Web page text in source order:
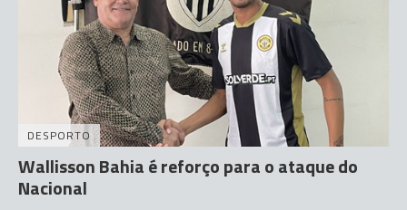
DESPORTO
Wallisson Bahia é reforço para o ataque do
Nacional